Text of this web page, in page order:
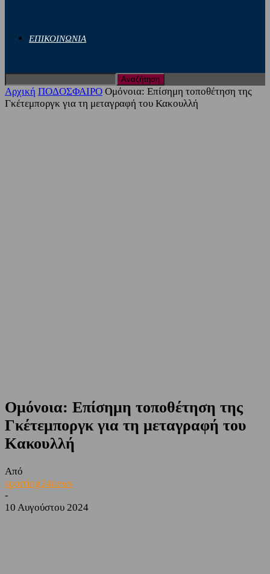
ΕΠΙΚΟΙΝΩΝΙΑ
Αρχική ΠΟΔΟΣΦΑΙΡΟ Ομόνοια: Επίσημη τοποθέτηση της
Γκέτεμποργκ για τη μεταγραφή του Κακουλλή
Ομόνοια: Επίσημη τοποθέτηση της
Γκέτεμποργκ για τη μεταγραφή του
Κακουλλή
Από
sporting24news
-
10 Αυγούστου 2024